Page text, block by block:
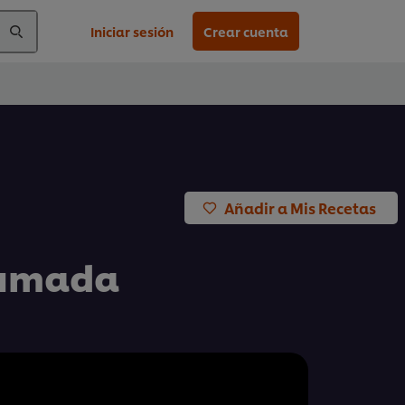
Iniciar sesión Crear cuenta
Añadir a Mis Recetas